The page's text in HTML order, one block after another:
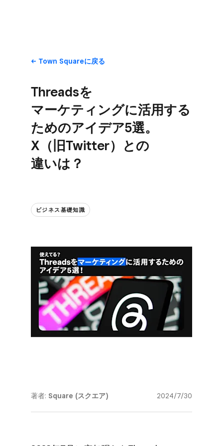
Town Squareに​戻る
Threadsを​
マーケティングに​活用する​
ための​アイデア5選。​
X（旧Twitter）との​
違いは？
ビジネス基礎知識
著者: Square (スクエア) 2024/7/30